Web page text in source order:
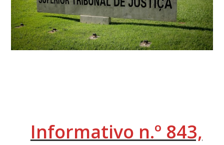
Informativo n.º 843,